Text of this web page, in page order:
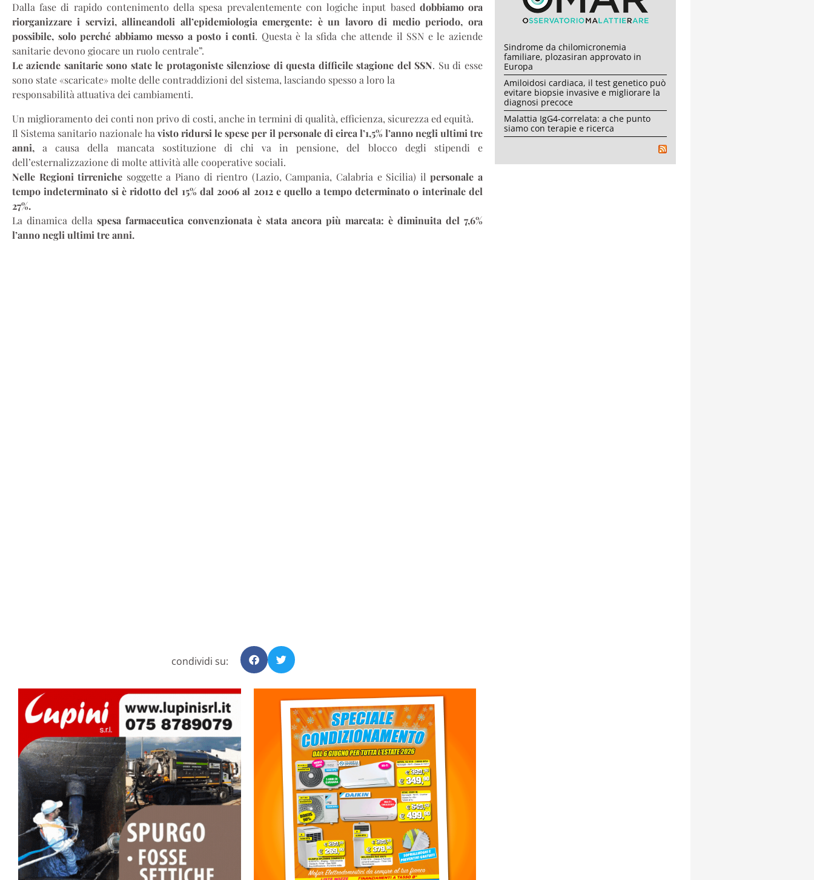
Dalla fase di rapido contenimento della spesa prevalentemente con logiche input based dobbiamo ora
riorganizzare i servizi, allineandoli all’epidemiologia emergente: è un lavoro di medio periodo, ora
possibile, solo perché abbiamo messo a posto i conti. Questa è la sfida che attende il SSN e le aziende
sanitarie devono giocare un ruolo centrale”.
Le aziende sanitarie sono state le protagoniste silenziose di questa difficile stagione del SSN. Su di esse
sono state «scaricate» molte delle contraddizioni del sistema, lasciando spesso a loro la
responsabilità attuativa dei cambiamenti.
Un miglioramento dei conti non privo di costi, anche in termini di qualità, efficienza, sicurezza ed equità.
Il Sistema sanitario nazionale havisto ridursi le spese per il personale di circa l’1,5% l’anno negli ultimi tre
anni, a causa della mancata sostituzione di chi va in pensione, del blocco degli stipendi e
dell’esternalizzazione di molte attività alle cooperative sociali.
Nelle Regioni tirreniche soggette a Piano di rientro (Lazio, Campania, Calabria e Sicilia) ilpersonale a
tempo indeterminato si è ridotto del 15% dal 2006 al 2012 e quello a tempo determinato o interinale del
27%.
La dinamica della spesa farmaceutica convenzionata è stata ancora più marcata: è diminuita del 7,6%
l’anno negli ultimi tre anni.
condividi su:
Sindrome da chilomicronemia
familiare, plozasiran approvato in
Europa
Amiloidosi cardiaca, il test genetico può
evitare biopsie invasive e migliorare la
diagnosi precoce
Malattia IgG4-correlata: a che punto
siamo con terapie e ricerca